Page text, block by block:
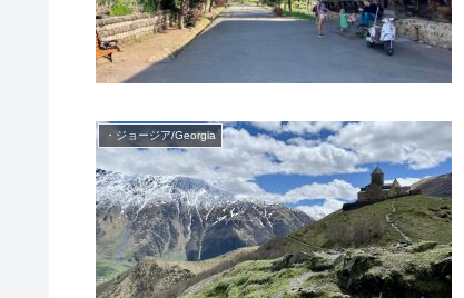
・ジョージア/Georgia